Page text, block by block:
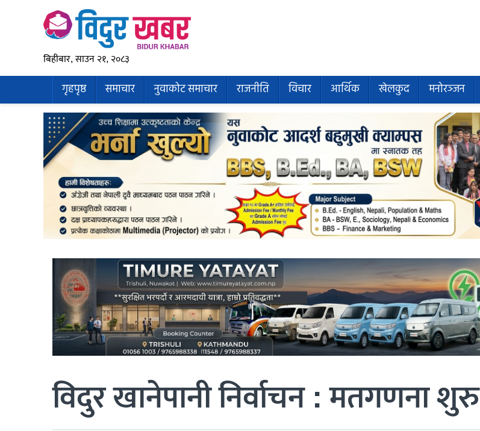
बिहीबार, साउन २१, २०८३
गृहपृष्ठ समाचार नुवाकोट समाचार राजनीति विचार आर्थिक खेलकुद मनोरञ्जन
विदुर खानेपानी निर्वाचन : मतगणना शुरु